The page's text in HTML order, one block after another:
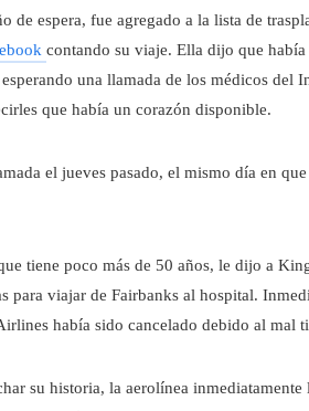
de espera, fue agregado a la lista de
contando su viaje. Ella dijo que
una llamada de los médicos
que había un corazón disponible.
el jueves pasado, el mismo día en
tiene poco más de 50 años, le dijo a
para viajar de Fairbanks al hospital.
había sido cancelado debido al mal
su historia, la aerolínea